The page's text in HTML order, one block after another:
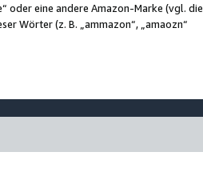
oder eine andere Amazon-Marke (vgl. die
Wörter (z. B. „ammazon“, „amaozn“